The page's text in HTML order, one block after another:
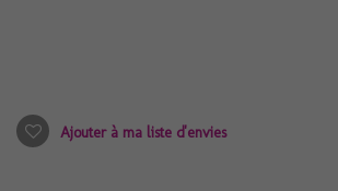
Ajouter à ma liste d'envies